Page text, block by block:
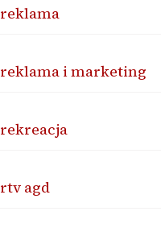
reklama
reklama i marketing
rekreacja
rtv agd